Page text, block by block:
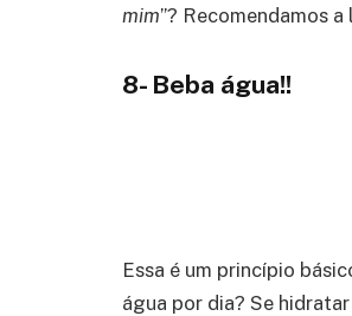
mim”? Recomendamos a
8- Beba água!!
Essa é um princípio
água por dia? Se